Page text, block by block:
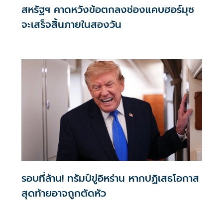
สหรัฐฯ คาดหวังข้อตกลงช่องแคบฮอร์มุซ
จะเสร็จสิ้นภายในสองวัน
รอบที่ล้าน! ทรัมป์ขู่อิหร่าน หากปฏิเสธโอกาส
สุดท้ายอาจถูกตัดหัว